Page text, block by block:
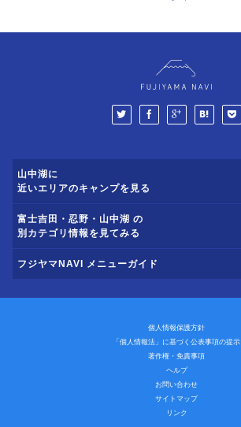
山中湖に
近いエリアのキャンプを見る
富士吉田・忍野・山中湖 の
別カテゴリ情報を見てみる
フジヤマNAVI メニューガイド
個人情報保護方針
「個人情報法」に基づく公表事項の提示
著作権・免責事項
ヘルプ
お問い合わせ
サイトマップ
リンク